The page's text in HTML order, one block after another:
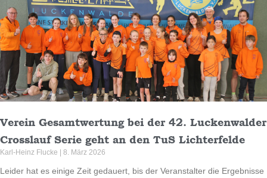
Verein Gesamtwertung bei der 42. Luckenwalder
Crosslauf Serie geht an den TuS Lichterfelde
Karl-Heinz Flucke 8. März 2026
Leider hat es einige Zeit gedauert, bis der Veranstalter die Ergebnisse